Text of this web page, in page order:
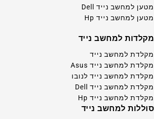
מטען למחשב נייד Dell
מטען למחשב נייד Hp
מקלדות למחשב נייד
מקלדת למחשב נייד
מקלדת למחשב נייד Asus
מקלדת למחשב נייד לנובו
מקלדת למחשב נייד Dell
מקלדת למחשב נייד Hp
סוללות למחשב נייד